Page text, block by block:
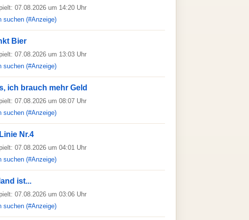
07.08.2026 um 14:20 Uhr
suchen (#Anzeige)
Bier
07.08.2026 um 13:03 Uhr
suchen (#Anzeige)
ich brauch mehr Geld
07.08.2026 um 08:07 Uhr
suchen (#Anzeige)
Nr.4
07.08.2026 um 04:01 Uhr
suchen (#Anzeige)
ist...
07.08.2026 um 03:06 Uhr
suchen (#Anzeige)